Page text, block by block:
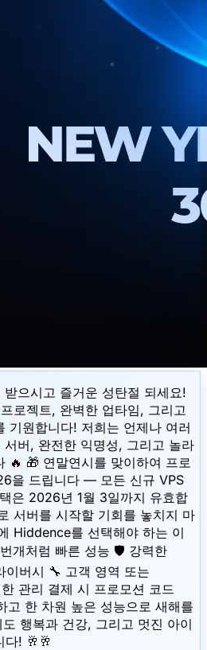
으시고 즐거운 성탄절 되세요!
로젝트, 완벽한 업타임, 그리고
기원합니다! 저희는 언제나 여러
버, 완전한 익명성, 그리고 놀라
🔥 🎁 연말연시를 맞이하여 프로
을 드립니다 — 모든 신규 VPS
은 2026년 1월 3일까지 유효합
서버를 시작할 기회를 놓치지 마
Hiddence를 선택해야 하는 이
개처럼 빠른 성능 🛡 강력한
이버시 🔧 고객 영역 또는
관리 결제 시 프로모션 코드
고 한 차원 높은 성능으로 새해를
행복과 건강, 그리고 멋진 아이
다! 🥂🥂